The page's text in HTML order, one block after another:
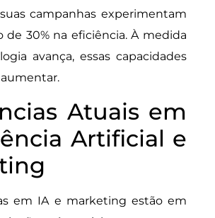
campanhas experimentam
30% na eficiência. À medida
avança, essas capacidades
Atuais em
Artificial e
em IA e marketing estão em